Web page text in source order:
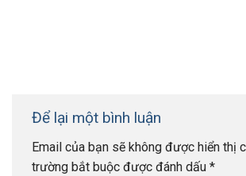
Để lại một bình luận
Email của bạn sẽ không được hiển thị
trường bắt buộc được đánh dấu *